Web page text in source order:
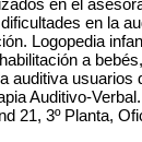
en la
Logopedia
a
auditiva usuarios
Auditivo-Verbal.
21, 3º Planta,